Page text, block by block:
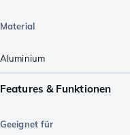
Material
Aluminium
Features & Funktionen
Geeignet für